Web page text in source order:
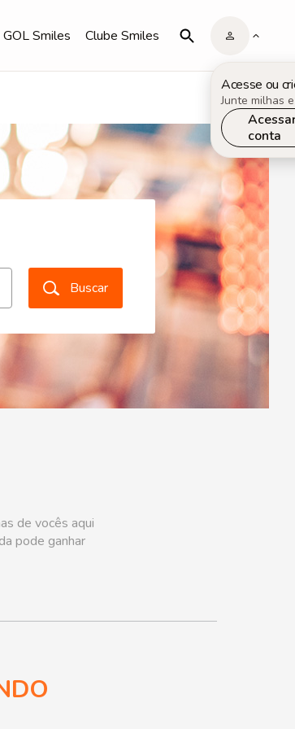
Smiles Clube Smiles
Acesse ou
Junte milhas
conta
Buscar
de vocês aqui
pode ganhar